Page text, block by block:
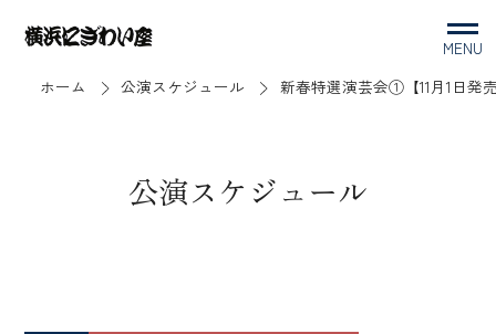
MENU
ホーム
公演スケジュール 新春特選演芸会①【11月1日発
公演スケジュール